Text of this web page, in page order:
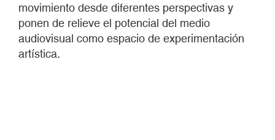
movimiento desde diferentes perspectivas y
ponen de relieve el potencial del medio
audiovisual como espacio de experimentación
artística.